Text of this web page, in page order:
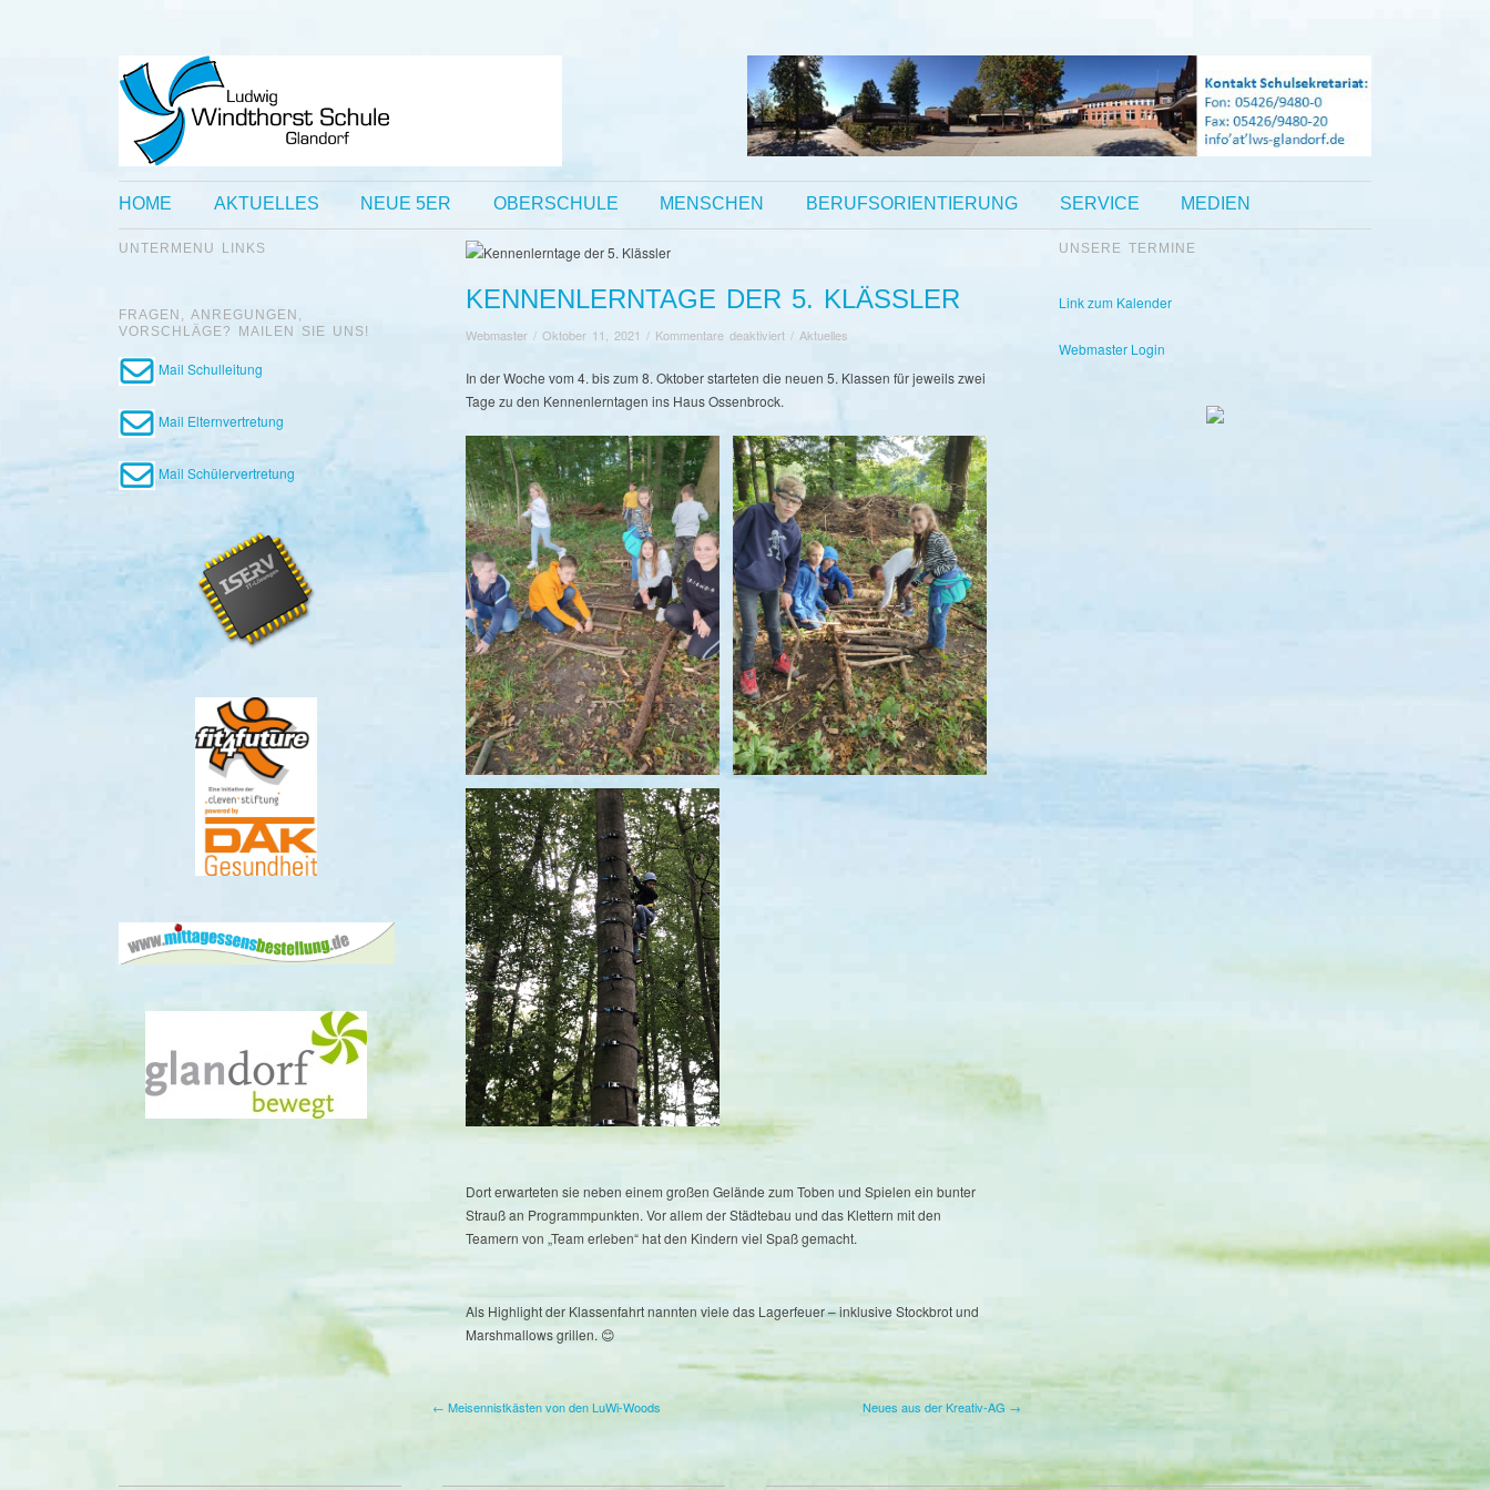
HOME AKTUELLES NEUE 5ER OBERSCHULE MENSCHEN BERUFSORIENTIERUNG SERVICE MEDIEN
UNTERMENU LINKS
FRAGEN, ANREGUNGEN,
VORSCHLÄGE? MAILEN SIE UNS!
Mail Schulleitung
Mail Elternvertretung
Mail Schülervertretung
KENNENLERNTAGE DER 5. KLÄSSLER
Webmaster /Oktober 11, 2021 / Kommentare deaktiviertfür
der
/ Aktuelles
In der Woche vom 4. bis zum 8. Oktober starteten die neuen 5. Klassen für jeweils zwei
Tage zu den Kennenlerntagen ins Haus Ossenbrock.
Dort erwarteten sie neben einem großen Gelände zum Toben und Spielen ein bunter
Strauß an Programmpunkten. Vor allem der Städtebau und das Klettern mit den
Teamern von „Team erleben“ hat den Kindern viel Spaß gemacht.
Als Highlight der Klassenfahrt nannten viele das Lagerfeuer – inklusive Stockbrot und
Marshmallows grillen. 😊
← Meisennistkästen von den LuWi-Woods Neues aus der Kreativ-AG →
UNSERE TERMINE
Link zum Kalender
Webmaster Login